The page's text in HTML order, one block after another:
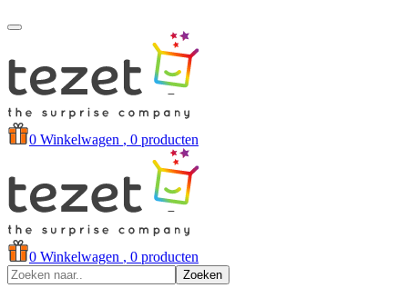
0 Winkelwagen , 0 producten
0 Winkelwagen , 0 producten
Zoeken